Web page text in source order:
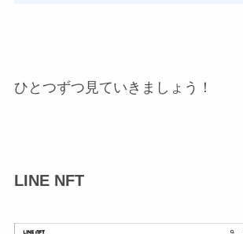
ひとつずつ見ていきましょう！
LINE NFT